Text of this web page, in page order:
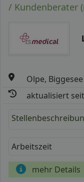
/ Kundenberater
Olpe, Biggesee
aktualisiert
Arbeitszeit
mehr Details